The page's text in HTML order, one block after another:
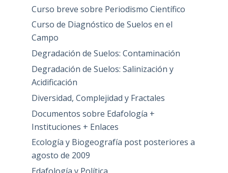
Curso breve sobre Periodismo Científico
Curso de Diagnóstico de Suelos en el
Campo
Degradación de Suelos: Contaminación
Degradación de Suelos: Salinización y
Acidificación
Diversidad, Complejidad y Fractales
Documentos sobre Edafología +
Instituciones + Enlaces
Ecología y Biogeografía post posteriores a
agosto de 2009